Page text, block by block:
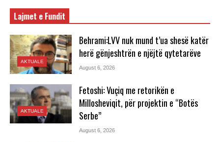
Lajmet e Fundit
AKTUALE
Behrami:LVV nuk mund t’ua shesë katër
herë gënjeshtrën e njëjtë qytetarëve
August 6, 2026
AKTUALE
Fetoshi: Vuçiq me retorikën e
Millosheviqit, për projektin e “Botës
Serbe”
August 6, 2026